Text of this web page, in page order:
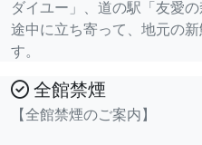
ダイユー」、道の駅「友愛
途中に立ち寄って、地元の
す。
全館禁煙
【全館禁煙のご案内】